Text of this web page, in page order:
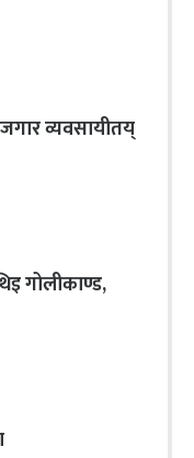
व्यवसायीतय्
गोलीकाण्ड,